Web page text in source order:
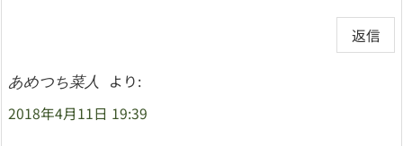
返信
あめつち菜人
より:
2018年4月11日 19:39